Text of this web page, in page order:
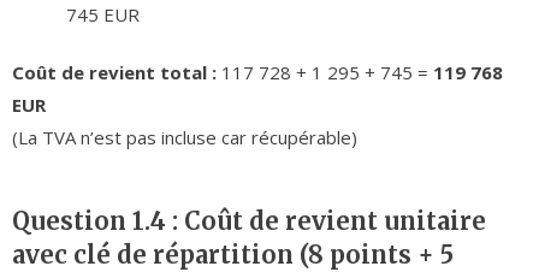
745 EUR
Coût de revient total : 117 728 + 1 295 + 745 = 119 768
EUR
(La TVA n’est pas incluse car récupérable)
Question 1.4 : Coût de revient unitaire
avec clé de répartition (8 points + 5